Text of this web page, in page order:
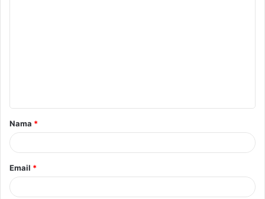
Nama *
Email *